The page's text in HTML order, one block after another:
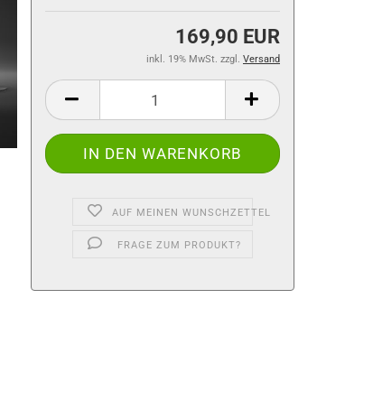
169,90 EUR
inkl. 19% MwSt. zzgl. Versand
AUF MEINEN WUNSCHZETTEL
FRAGE ZUM PRODUKT?